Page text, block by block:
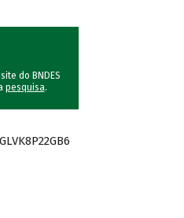
do BNDES
pesquisa.